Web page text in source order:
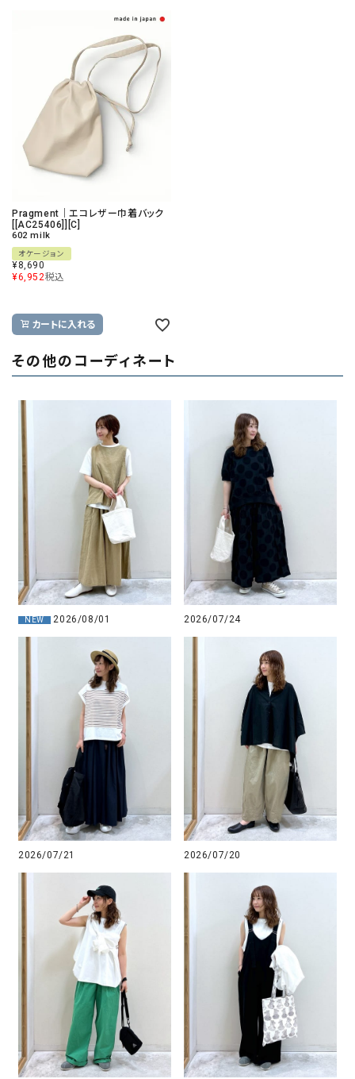
Pragment｜エコレザー巾着バック
[[AC25406]][C]
602 milk
オケージョン
¥8,690
¥6,952税込
カートに入れる
その他のコーディネート
NEW 2026/08/01 2026/07/24
2026/07/21 2026/07/20